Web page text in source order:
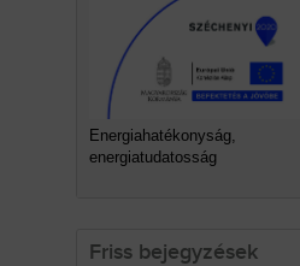
Energiahatékonyság,
energiatudatosság
Friss bejegyzések